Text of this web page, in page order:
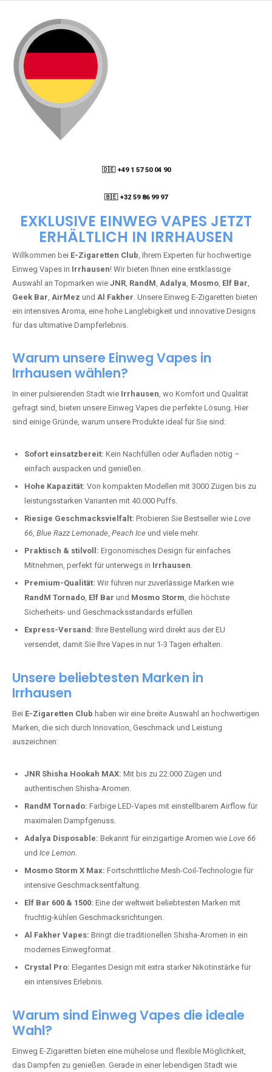
🇩🇪 +49 1 57 50 04 90
🇧🇪 +32 59 86 99 97
EXKLUSIVE EINWEG VAPES JETZT
ERHÄLTLICH IN IRRHAUSEN
Willkommen bei E-Zigaretten Club, Ihrem Experten für hochwertige
Einweg Vapes in Irrhausen! Wir bieten Ihnen eine erstklassige
Auswahl an Topmarken wie JNR, RandM, Adalya, Mosmo, Elf Bar,
Geek Bar, AirMez und Al Fakher. Unsere Einweg E-Zigaretten bieten
ein intensives Aroma, eine hohe Langlebigkeit und innovative Designs
für das ultimative Dampferlebnis.
Warum unsere Einweg Vapes in
Irrhausen wählen?
In einer pulsierenden Stadt wie Irrhausen, wo Komfort und Qualität
gefragt sind, bieten unsere Einweg Vapes die perfekte Lösung. Hier
sind einige Gründe, warum unsere Produkte ideal für Sie sind:
Sofort einsatzbereit: Kein Nachfüllen oder Aufladen nötig –
einfach auspacken und genießen.
Hohe Kapazität: Von kompakten Modellen mit 3000 Zügen bis zu
leistungsstarken Varianten mit 40.000 Puffs.
Riesige Geschmacksvielfalt: Probieren Sie Bestseller wie Love
66, Blue Razz Lemonade, Peach Ice und viele mehr.
Praktisch & stilvoll: Ergonomisches Design für einfaches
Mitnehmen, perfekt für unterwegs in Irrhausen.
Premium-Qualität: Wir führen nur zuverlässige Marken wie
RandM Tornado, Elf Bar und Mosmo Storm, die höchste
Sicherheits- und Geschmacksstandards erfüllen.
Express-Versand: Ihre Bestellung wird direkt aus der EU
versendet, damit Sie Ihre Vapes in nur 1-3 Tagen erhalten.
Unsere beliebtesten Marken in
Irrhausen
Bei E-Zigaretten Club haben wir eine breite Auswahl an hochwertigen
Marken, die sich durch Innovation, Geschmack und Leistung
auszeichnen:
JNR Shisha Hookah MAX: Mit bis zu 22.000 Zügen und
authentischen Shisha-Aromen.
RandM Tornado: Farbige LED-Vapes mit einstellbarem Airflow für
maximalen Dampfgenuss.
Adalya Disposable: Bekannt für einzigartige Aromen wie Love 66
und Ice Lemon.
Mosmo Storm X Max: Fortschrittliche Mesh-Coil-Technologie für
intensive Geschmacksentfaltung.
Elf Bar 600 & 1500: Eine der weltweit beliebtesten Marken mit
fruchtig-kühlen Geschmacksrichtungen.
Al Fakher Vapes: Bringt die traditionellen Shisha-Aromen in ein
modernes Einwegformat.
Crystal Pro: Elegantes Design mit extra starker Nikotinstärke für
ein intensives Erlebnis.
Warum sind Einweg Vapes die ideale
Wahl?
Einweg E-Zigaretten bieten eine mühelose und flexible Möglichkeit,
das Dampfen zu genießen. Gerade in einer lebendigen Stadt wie